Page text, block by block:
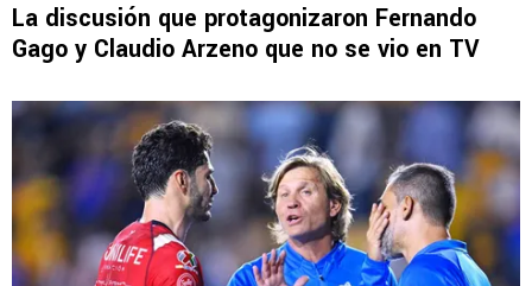
La discusión que protagonizaron Fernando
Gago y Claudio Arzeno que no se vio en TV